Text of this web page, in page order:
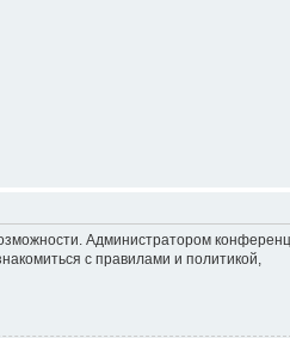
Администратором
с правилами и политикой,